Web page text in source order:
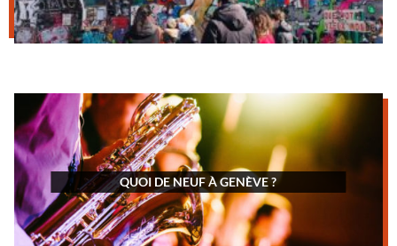
QUOI DE NEUF À GENÈVE ?